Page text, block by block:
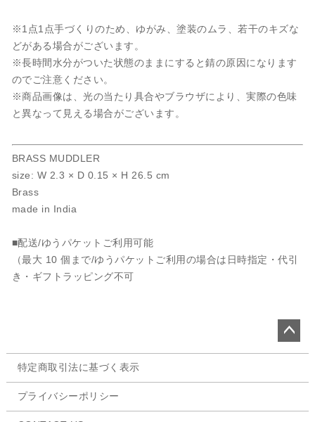
※1点1点手づくりのため、ゆがみ、塗装のムラ、若干のキズな
どがある場合がございます。
※長時間水分がついた状態のままにすると錆の原因になります
のでご注意ください。
※商品画像は、光の当たり具合やブラウザにより、実際の色味
と異なって見える場合がございます。
BRASS MUDDLER
size: W 2.3 × D 0.15 × H 26.5 cm
Brass
made in India
■配送/ゆうパケットご利用可能
（最大 10 個まで/ゆうパケットご利用の場合は日時指定・代引
き・ギフトラッピング不可
ペー
ップ
特定商取引法に基づく表示
プライバシーポリシー